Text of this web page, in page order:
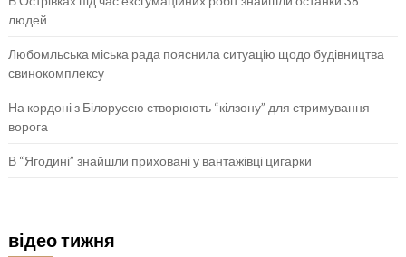
людей
Любомльська міська рада пояснила ситуацію щодо будівництва
свинокомплексу
На кордоні з Білоруссю створюють “кілзону” для стримування
ворога
В “Ягодині” знайшли приховані у вантажівці цигарки
відео тижня